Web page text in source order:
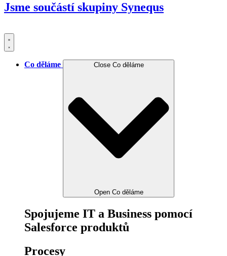
Jsme součástí skupiny Synequs
Co děláme Close Co děláme
Open Co děláme
Spojujeme IT a Business pomocí
Salesforce produktů
Procesy